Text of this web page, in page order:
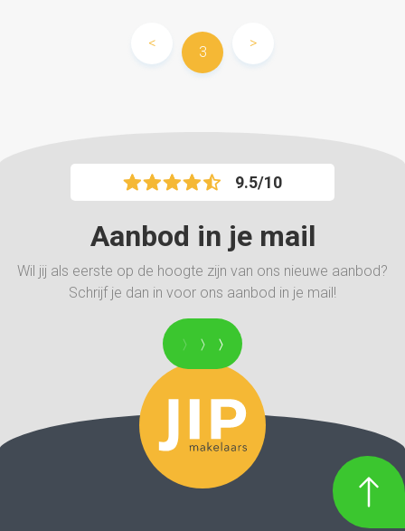
<
3
>
9.5/10
Aanbod in je mail
Wil jij als eerste op de hoogte zijn van ons nieuwe aanbod?
Schrijf je dan in voor ons aanbod in je mail!